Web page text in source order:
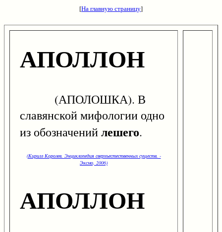
[На главную страницу]
АПОЛЛОН
(АПОЛОШКА). В
славянской мифологии одно
из обозначенийлешего.
(Кирилл Королев. Энциклопедия сверхъестественных существ. -
Эксмо, 2006)
АПОЛЛОН